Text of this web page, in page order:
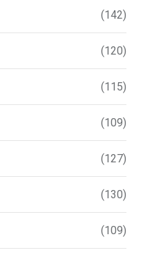
(142)
(120)
(115)
(109)
(127)
(130)
(109)